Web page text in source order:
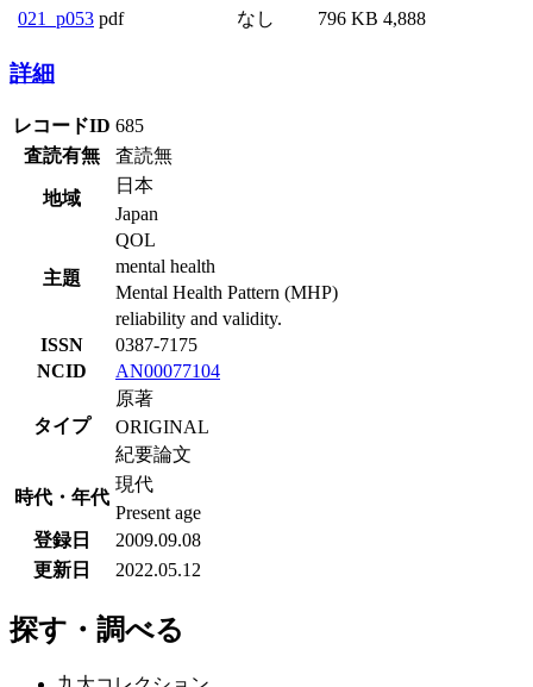
021_p053 pdf なし 796 KB 4,888
詳細
レコードID 685
査読有無
査読無
地域
日本
Japan
主題
QOL
mental health
Mental Health Pattern (MHP)
reliability and validity.
ISSN
0387-7175
NCID
AN00077104
タイプ
原著
ORIGINAL
紀要論文
時代・年代
現代
Present age
登録日
2009.09.08
更新日
2022.05.12
探す・調べる